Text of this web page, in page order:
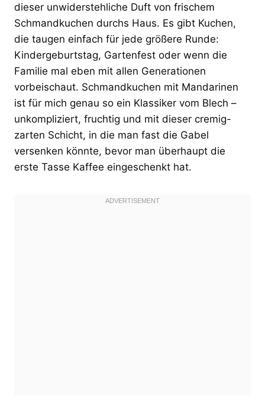
dieser unwiderstehliche Duft von frischem
Schmandkuchen durchs Haus. Es gibt Kuchen,
die taugen einfach für jede größere Runde:
Kindergeburtstag, Gartenfest oder wenn die
Familie mal eben mit allen Generationen
vorbeischaut. Schmandkuchen mit Mandarinen
ist für mich genau so ein Klassiker vom Blech –
unkompliziert, fruchtig und mit dieser cremig-
zarten Schicht, in die man fast die Gabel
versenken könnte, bevor man überhaupt die
erste Tasse Kaffee eingeschenkt hat.